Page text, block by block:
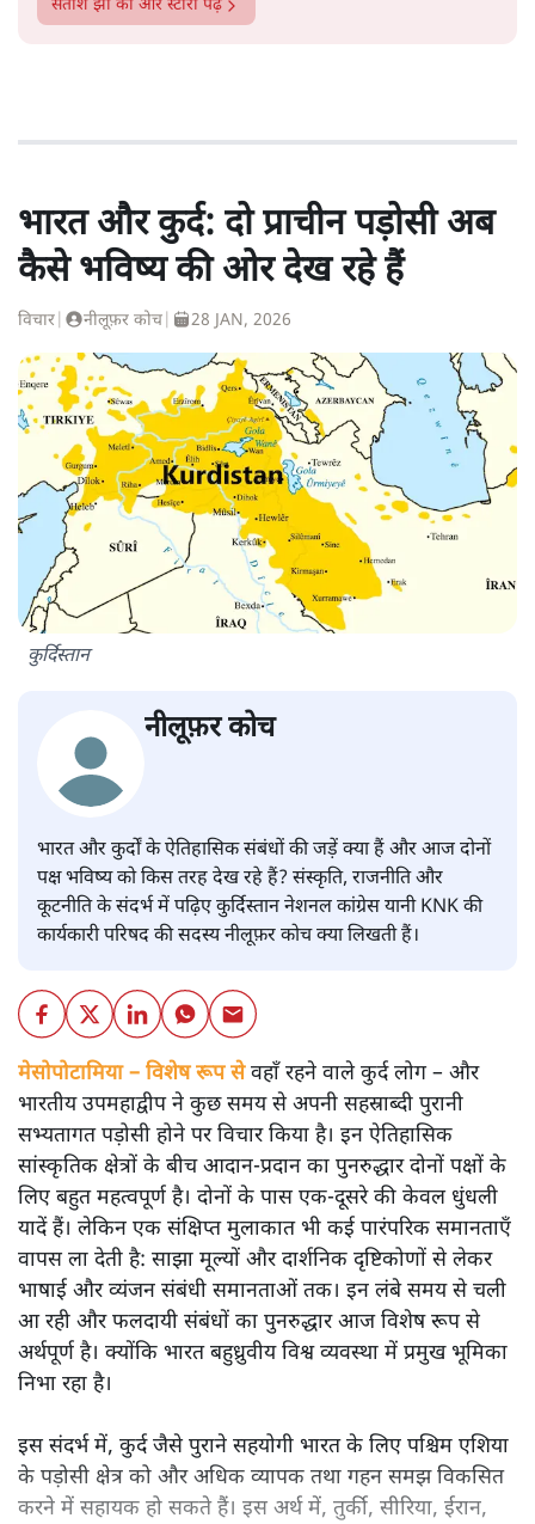
सतीश झा की और स्टोरी पढ़ें
भारत और कुर्द: दो प्राचीन पड़ोसी अब
कैसे भविष्य की ओर देख रहे हैं
विचार नीलूफ़र कोच 28 JAN, 2026
कुर्दिस्तान
नीलूफ़र कोच
भारत और कुर्दों के ऐतिहासिक संबंधों की जड़ें क्या हैं और आज दोनों
पक्ष भविष्य को किस तरह देख रहे हैं? संस्कृति, राजनीति और
कूटनीति के संदर्भ में पढ़िए कुर्दिस्तान नेशनल कांग्रेस यानी KNK की
कार्यकारी परिषद की सदस्य नीलूफ़र कोच क्या लिखती हैं।
मेसोपोटामिया – विशेष रूप सेवहाँ रहने वाले कुर्द लोग – और
भारतीय उपमहाद्वीप ने कुछ समय से अपनी सहस्राब्दी पुरानी
सभ्यतागत पड़ोसी होने पर विचार किया है। इन ऐतिहासिक
सांस्कृतिक क्षेत्रों के बीच आदान-प्रदान का पुनरुद्धार दोनों पक्षों के
लिए बहुत महत्वपूर्ण है। दोनों के पास एक-दूसरे की केवल धुंधली
यादें हैं। लेकिन एक संक्षिप्त मुलाकात भी कई पारंपरिक समानताएँ
वापस ला देती है: साझा मूल्यों और दार्शनिक दृष्टिकोणों से लेकर
भाषाई और व्यंजन संबंधी समानताओं तक। इन लंबे समय से चली
आ रही और फलदायी संबंधों का पुनरुद्धार आज विशेष रूप से
अर्थपूर्ण है। क्योंकि भारत बहुध्रुवीय विश्व व्यवस्था में प्रमुख भूमिका
निभा रहा है।
इस संदर्भ में, कुर्द जैसे पुराने सहयोगी भारत के लिए पश्चिम एशिया
के पड़ोसी क्षेत्र को और अधिक व्यापक तथा गहन समझ विकसित
करने में सहायक हो सकते हैं। इस अर्थ में, तुर्की, सीरिया, ईरान,